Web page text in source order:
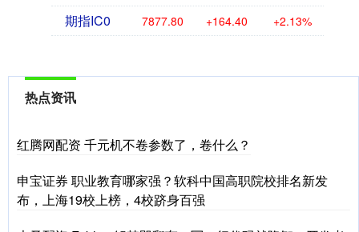
期指IC0 7877.80 +164.40 +2.13%
热点资讯
红腾网配资 千元机不卷参数了，卷什么？
申宝证券 职业教育哪家强？软科中国高职院校排名新发
布，上海19校上榜，4校跻身百强